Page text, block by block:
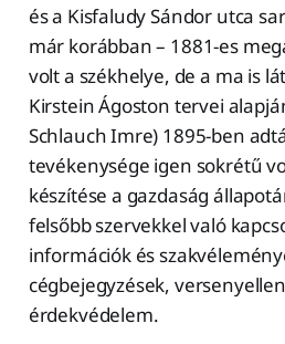
és a Kisfaludy Sándor utca
már korábban – 1881-es
volt a székhelye, de a ma is
Kirstein Ágoston tervei
Schlauch Imre) 1895-ben
tevékenysége igen sokrétű
készítése a gazdaság
felsőbb szervekkel való
információk és
cégbejegyzések,
érdekvédelem.